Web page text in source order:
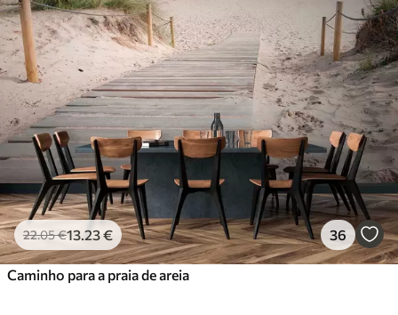
22.05€13 .23€ 36
Caminho para a praia de areia